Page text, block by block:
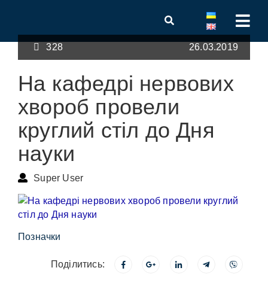
328 26.03.2019
На кафедрі нервових
хвороб провели
круглий стіл до Дня
науки
Super User
Позначки
Поділитись: